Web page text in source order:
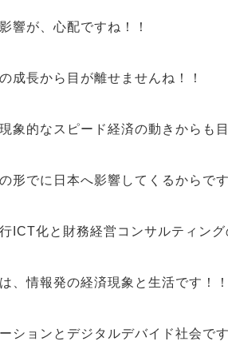
影響が、心配ですね！！
成長から目が離せませんね！！
象 的な スピード経済の動きからも
形でに 日本へ影響 してくるからです
ICT化と財務経営コンサルティング
、情報発の経済現象 と 生活です！！
ション と デジタルデバイド社会で